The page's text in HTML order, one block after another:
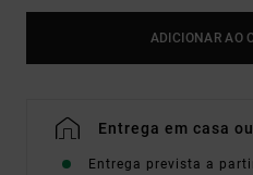
ADICIONAR AO
Entrega em casa
Entrega prevista a